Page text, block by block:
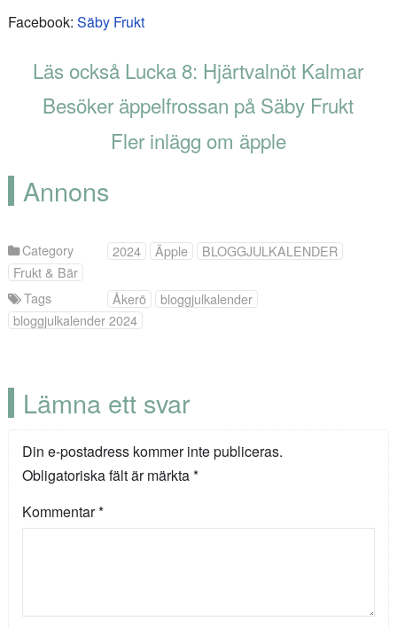
Facebook: Säby Frukt
Läs också Lucka 8: Hjärtvalnöt Kalmar
Besöker äppelfrossan på Säby Frukt
Fler inlägg om äpple
Annons
Category 2024 Äpple
BLOGGJULKALENDER
Frukt & Bär
Tags
Åkerö
bloggjulkalender
bloggjulkalender 2024
Lämna ett svar
Din e-postadress kommer inte publiceras.
Obligatoriska fält är märkta*
Kommentar*